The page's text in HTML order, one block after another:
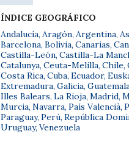
ÍNDICE GEOGRÁFICO
Andalucía, Aragón, Argentina,
Barcelona, Bolivia, Canarias,
Castilla-León, Castilla-La
Catalunya, Ceuta-Melilla, Chile,
Costa Rica, Cuba, Ecuador,
Extremadura, Galicia,
Illes Balears, La Rioja, Madrid,
Murcia, Navarra, País Valencià,
Paraguay, Perú, República
Uruguay, Venezuela